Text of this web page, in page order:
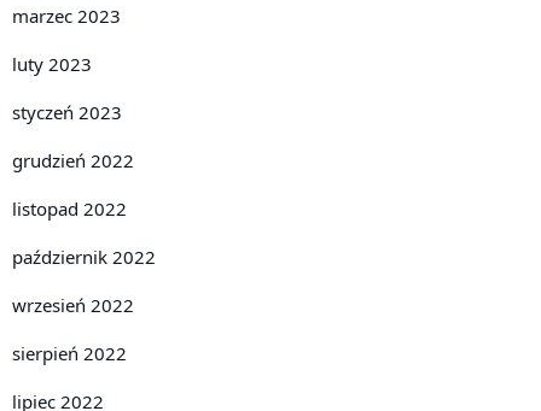
marzec 2023
luty 2023
styczeń 2023
grudzień 2022
listopad 2022
październik 2022
wrzesień 2022
sierpień 2022
lipiec 2022